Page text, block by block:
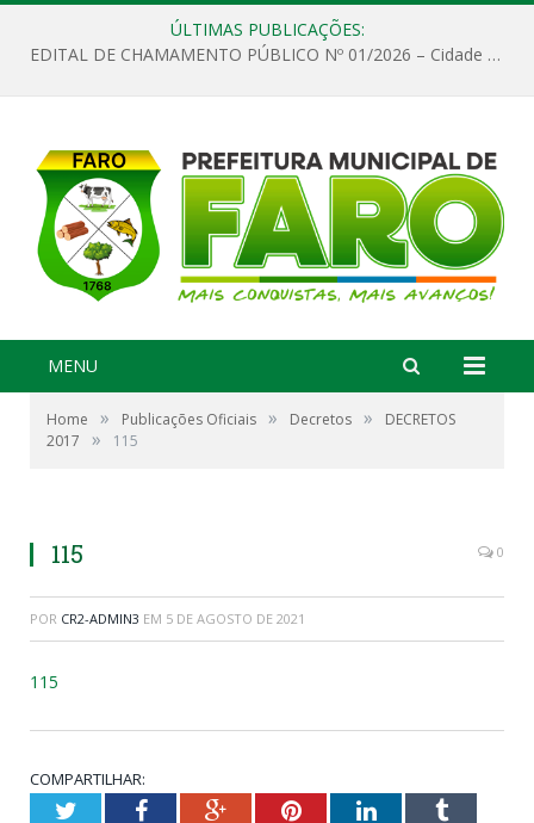
ÚLTIMAS PUBLICAÇÕES:
EDITAL DE CHAMAMENTO PÚBLICO Nº 01/2026 – Cidade de Faro
MENU
Home » Publicações Oficiais » Decretos »
DECRETOS
2017
» 115
115 0
POR CR2-ADMIN3 EM 5 DE AGOSTO DE 2021
115
COMPARTILHAR:
TwitterFacebookGoogle+PinterestLinkedInTumblr